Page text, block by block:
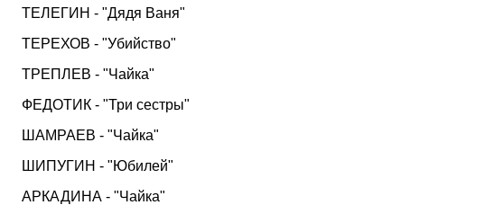
ТЕЛЕГИН - "Дядя Ваня"
ТЕРЕХОВ - "Убийство"
ТРЕПЛЕВ - "Чайка"
ФЕДОТИК - "Три сестры"
ШАМРАЕВ - "Чайка"
ШИПУГИН - "Юбилей"
АРКАДИНА - "Чайка"